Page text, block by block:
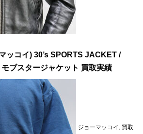
ッコイ) 30’s SPORTS JACKET /
ブスタージャケット 買取実績
ジョーマッコイ 買取